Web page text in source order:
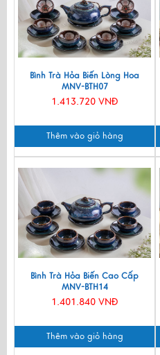
Bình Trà Hỏa Biến Lòng Hoa
MNV-BTH07
1.413.720 VNĐ
Thêm vào giỏ hàng
Bình Trà Hỏa Biến Cao Cấp
MNV-BTH14
1.401.840 VNĐ
Thêm vào giỏ hàng